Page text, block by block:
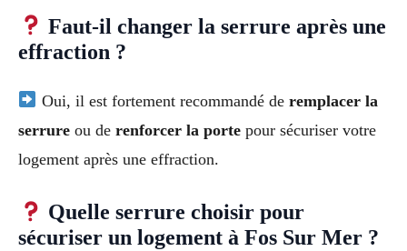
Faut-il changer la serrure après une
effraction ?
Oui, il est fortement recommandé de remplacer la
serrure ou de renforcer la porte pour sécuriser votre
logement après une effraction.
Quelle serrure choisir pour
sécuriser un logement à Fos Sur Mer ?